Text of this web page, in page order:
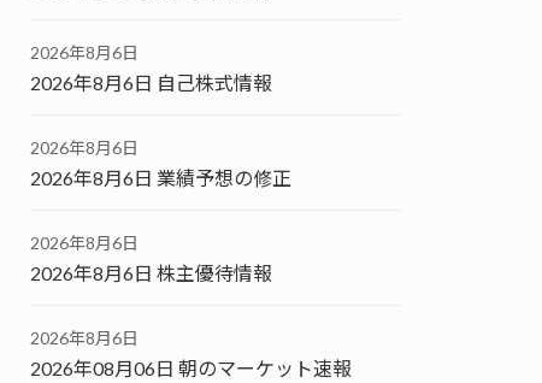
2026年8月6日
2026年8月6日 自己株式情報
2026年8月6日
2026年8月6日 業績予想の修正
2026年8月6日
2026年8月6日 株主優待情報
2026年8月6日
2026年08月06日 朝のマーケット速報